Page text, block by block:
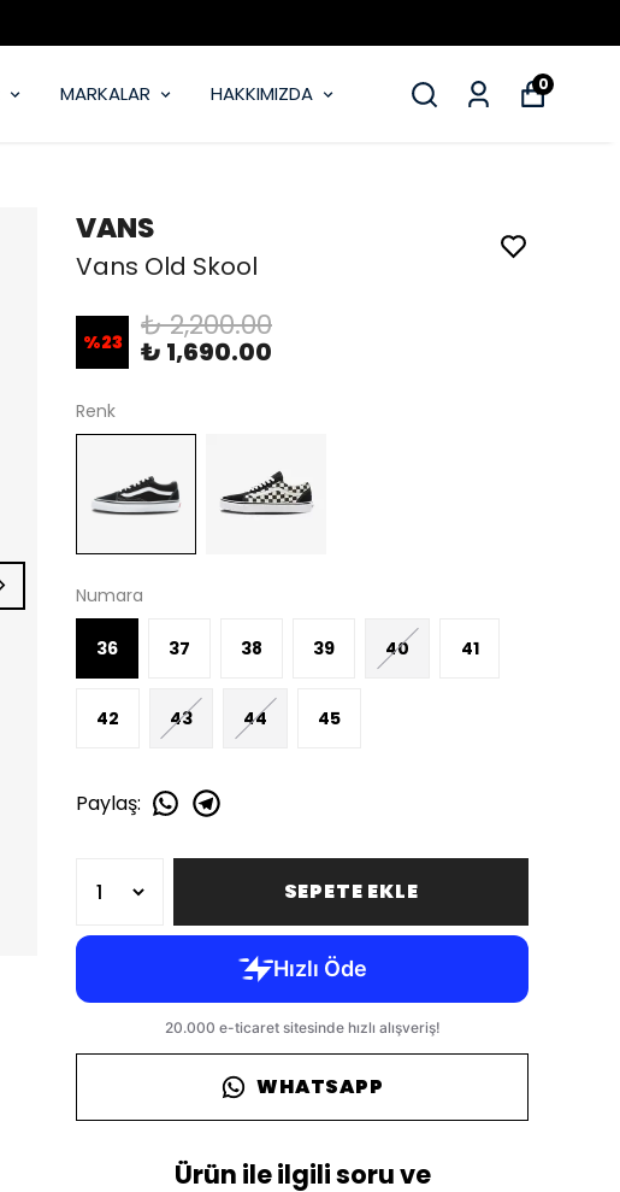
MARKALAR HAKKIMIZDA 0
VANS
Vans Old Skool
%23 ₺ 2,200.00
₺ 1,690.00
Renk
Numara
36 37 38 39 40 41
42 43 44 45
Paylaş:
SEPETE EKLE
WHATSAPP
Ürün ile ilgili soru ve